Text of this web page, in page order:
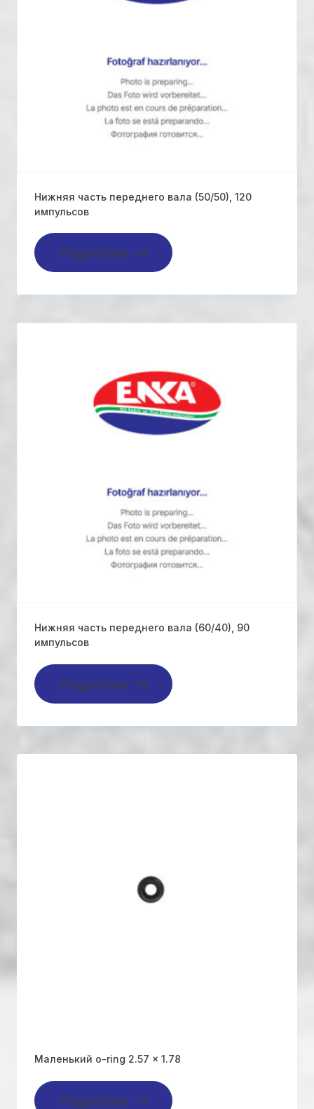
Нижняя часть переднего вала (50/50), 120
импульсов
Подробнее
Нижняя часть переднего вала (60/40), 90
импульсов
Подробнее
Маленький o-ring 2.57 x 1.78
Подробнее